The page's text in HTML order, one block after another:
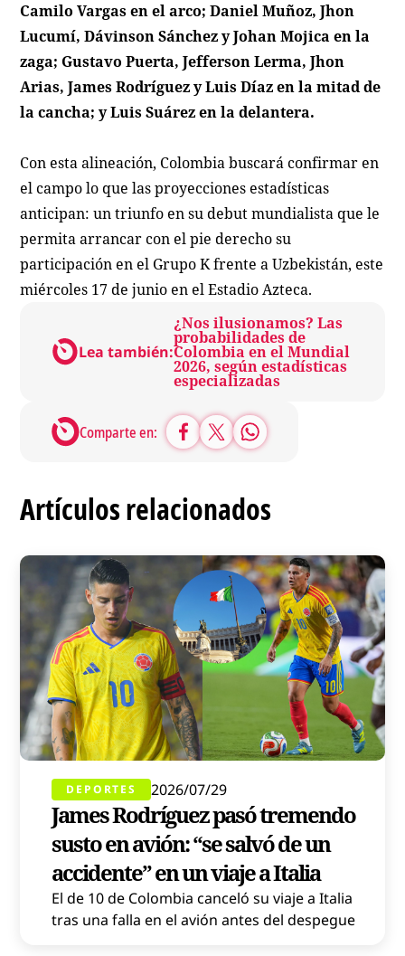
Camilo Vargas en el arco; Daniel Muñoz, Jhon
Lucumí, Dávinson Sánchez y Johan Mojica en la
zaga; Gustavo Puerta, Jefferson Lerma, Jhon
Arias, James Rodríguez y Luis Díaz en la mitad de
la cancha; y Luis Suárez en la delantera.
Con esta alineación, Colombia buscará confirmar en
el campo lo que las proyecciones estadísticas
anticipan: un triunfo en su debut mundialista que le
permita arrancar con el pie derecho su
participación en el Grupo K frente a Uzbekistán, este
miércoles 17 de junio en el Estadio Azteca.
Lea también:
¿Nos ilusionamos? Las
probabilidades de
Colombia en el Mundial
2026, según estadísticas
especializadas
Comparte en:
Artículos relacionados
DEPORTES 2026/07/29
James Rodríguez pasó tremendo
susto en avión: “se salvó de un
accidente” en un viaje a Italia
El de 10 de Colombia canceló su viaje a Italia
tras una falla en el avión antes del despegue